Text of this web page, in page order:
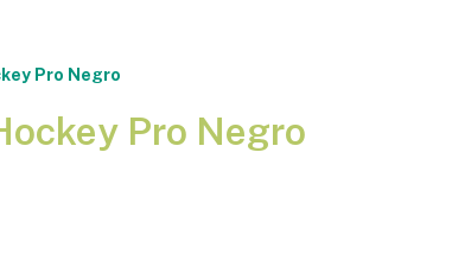
Pro Negro
Pro Negro